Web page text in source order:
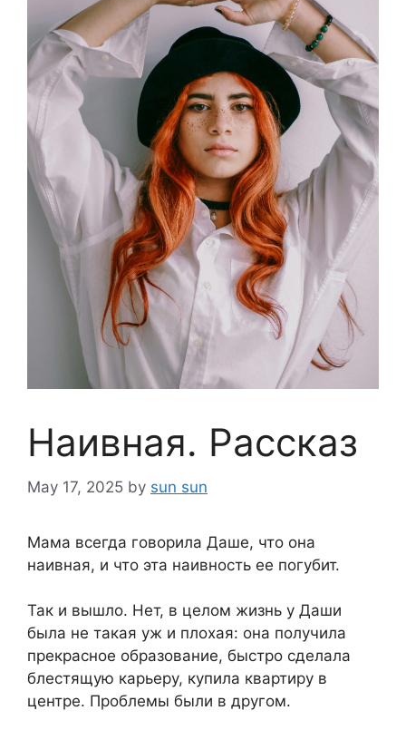
Наивная. Рассказ
May 17, 2025 by sun sun
Мама всегда говорила Даше, что она
наивная, и что эта наивность ее погубит.
Так и вышло. Нет, в целом жизнь у Даши
была не такая уж и плохая: она получила
прекрасное образование, быстро сделала
блестящую карьеру, купила квартиру в
центре. Проблемы были в другом.